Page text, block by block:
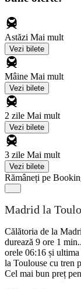
Astăzi Mai mult
Vezi bilete
Mâine Mai mult
Vezi bilete
2 zile Mai mult
Vezi bilete
3 zile Mai mult
Vezi bilete
Rămâneți pe
Madrid la
Călătoria de la
durează 9 ore 1
orele 06:16 și
la Toulouse cu tren
Cel mai bun preț